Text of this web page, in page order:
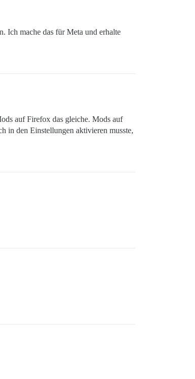
Ich mache das für Meta und erhalte
auf Firefox das gleiche. Mods auf
in den Einstellungen aktivieren musste,